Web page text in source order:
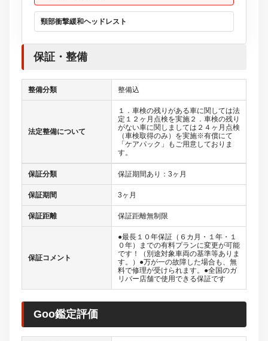
頸部衝撃緩和ヘッドレスト
保証・整備
整備分類 整備込
法定整備について
１．車検の残りがある車に関しては法
定１２ヶ月点検を実施２．車検の残り
がない車に関しましては２４ヶ月点検
（車検取得のみ）を実施※有償にて
「ケアパック」もご用意しておりま
す。
保証分類 保証期間あり：3ヶ月
保証期間 3ヶ月
保証距離 保証距離無制限
保証コメント
●最長１０年保証（６カ月・１年・１
０年）までの有料プランに変更が可能
です！（別途対象車両の基準等ありま
す。）●万が一の故障した場合も、無
料で修理が受けられます。●全国のガ
リバー店舗で使用できる保証です
Goo鑑定評価